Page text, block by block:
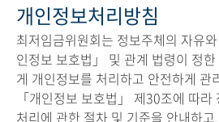
개인정보처리방침
최저임금위원회는 정보주체의 자유
인정보 보호법」 및 관계 법령이 정
게 개인정보를 처리하고 안전하게 관
「개인정보 보호법」 제30조에 따
처리에 관한 절차 및 기준을 안내하